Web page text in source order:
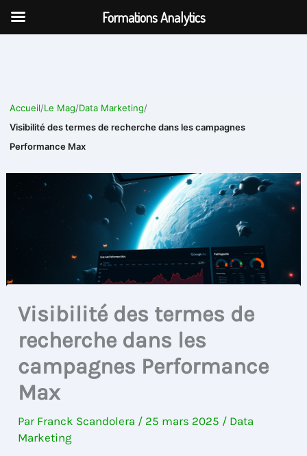
Aller
Accueil/Le Mag/Data Marketing/
Visibilité des termes de recherche dans les campagnes
Performance Max
Visibilité des termes de
recherche dans les
campagnes Performance
Max
Par Franck Scandolera / 25 mars 2025 / Data
Marketing
Formations Analytics